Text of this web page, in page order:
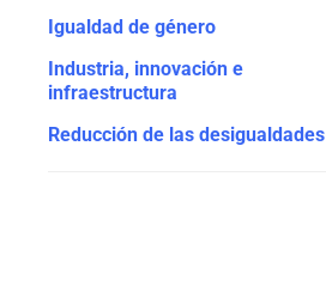
Igualdad de género
Industria, innovación e
infraestructura
Reducción de las desigualdades